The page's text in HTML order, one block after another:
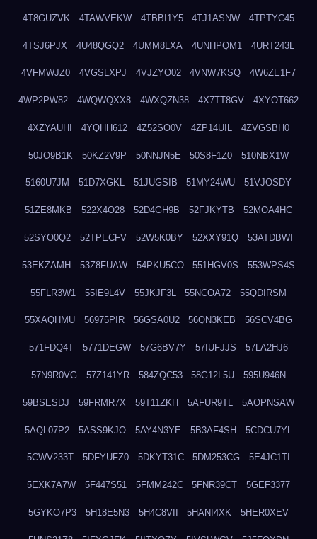
4T8GUZVK 4TAWVEKW 4TBBI1Y5 4TJ1ASNW 4TPTYC45
4TSJ6PJX 4U48QGQ2 4UMM8LXA 4UNHPQM1 4URT243L
4VFMWJZ0 4VGSLXPJ 4VJZYO02 4VNW7KSQ 4W6ZE1F7
4WP2PW82 4WQWQXX8 4WXQZN38 4X7TT8GV 4XYOT662
4XZYAUHI 4YQHH612 4Z52SO0V 4ZP14UIL 4ZVGSBH0
50JO9B1K 50KZ2V9P 50NNJN5E 50S8F1Z0 510NBX1W
5160U7JM 51D7XGKL 51JUGSIB 51MY24WU 51VJOSDY
51ZE8MKB 522X4O28 52D4GH9B 52FJKYTB 52MOA4HC
52SYO0Q2 52TPECFV 52W5K0BY 52XXY91Q 53ATDBWI
53EKZAMH 53Z8FUAW 54PKU5CO 551HGV0S 553WPS4S
55FLR3W1 55IE9L4V 55JKJF3L 55NCOA72 55QDIRSM
55XAQHMU 56975PIR 56GSA0U2 56QN3KEB 56SCV4BG
571FDQ4T 5771DEGW 57G6BV7Y 57IUFJJS 57LA2HJ6
57N9R0VG 57Z141YR 584ZQC53 58G12L5U 595U946N
59BSESDJ 59FRMR7X 59T11ZKH 5AFUR9TL 5AOPNSAW
5AQL07P2 5ASS9KJO 5AY4N3YE 5B3AF4SH 5CDCU7YL
5CWV233T 5DFYUFZ0 5DKYT31C 5DM253CG 5E4JC1TI
5EXK7A7W 5F447S51 5FMM242C 5FNR39CT 5GEF3377
5GYKO7P3 5H18E5N3 5H4C8VII 5HANI4XK 5HER0XEV